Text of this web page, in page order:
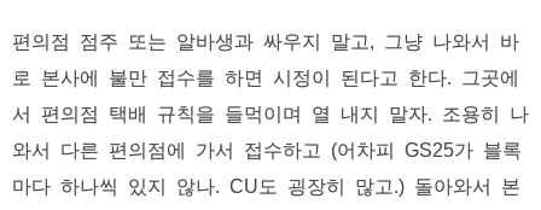
편의점 점주 또는 알바생과 싸우지 말고, 그냥 나와서 바
로 본사에 불만 접수를 하면 시정이 된다고 한다. 그곳에
서 편의점 택배 규칙을 들먹이며 열 내지 말자. 조용히 나
와서 다른 편의점에 가서 접수하고 (어차피 GS25가 블록
마다 하나씩 있지 않나. CU도 굉장히 많고.) 돌아와서 본